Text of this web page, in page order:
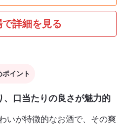
詳細を見る
イント
口当たりの良さが魅力的
いが特徴的なお酒で、その爽